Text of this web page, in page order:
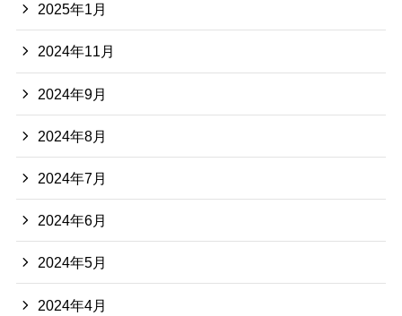
2025年1月
2024年11月
2024年9月
2024年8月
2024年7月
2024年6月
2024年5月
2024年4月